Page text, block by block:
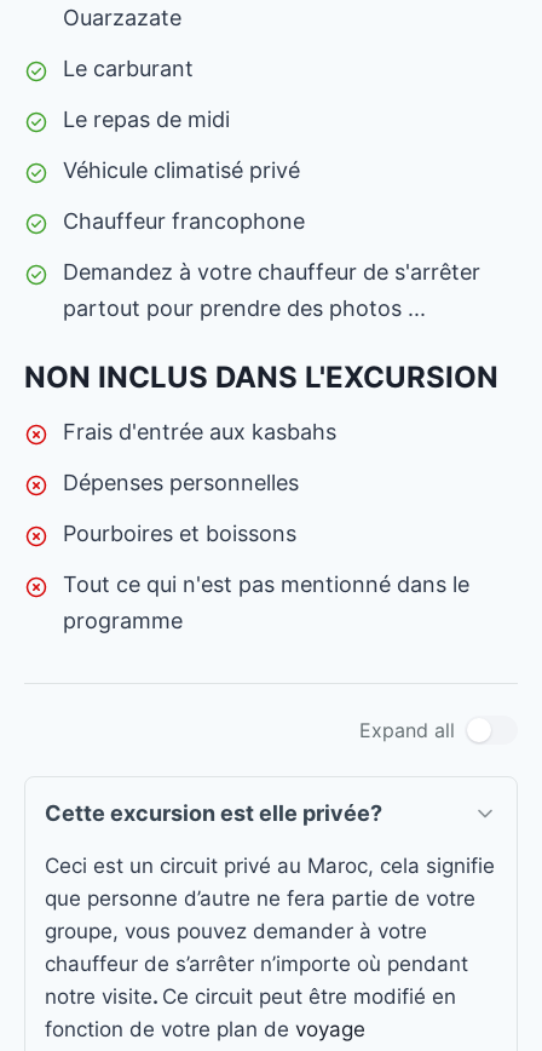
Ouarzazate
Le carburant
Le repas de midi
Véhicule climatisé privé
Chauffeur francophone
Demandez à votre chauffeur de s'arrêter
partout pour prendre des photos ...
NON INCLUS DANS L'EXCURSION
Frais d'entrée aux kasbahs
Dépenses personnelles
Pourboires et boissons
Tout ce qui n'est pas mentionné dans le
programme
Expand all
Cette excursion est elle privée?
Ceci est un circuit privé au Maroc, cela signifie
que personne d’autre ne fera partie de votre
groupe, vous pouvez demander à votre
chauffeur de s’arrêter n’importe où pendant
notre visite. Ce circuit peut être modifié en
fonction de votre plan de voyage